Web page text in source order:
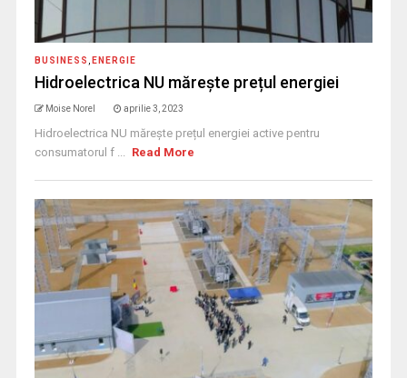
BUSINESS ENERGIE
Hidroelectrica NU mărește prețul energiei
Moise Norel aprilie 3, 2023
Hidroelectrica NU mărește prețul energiei active pentru
consumatorul f ... Read More